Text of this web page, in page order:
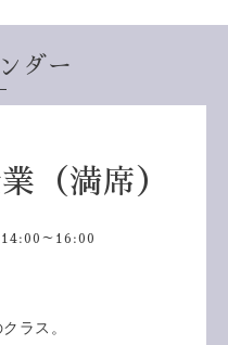
ダー
（満席）
～16:00
ラス。